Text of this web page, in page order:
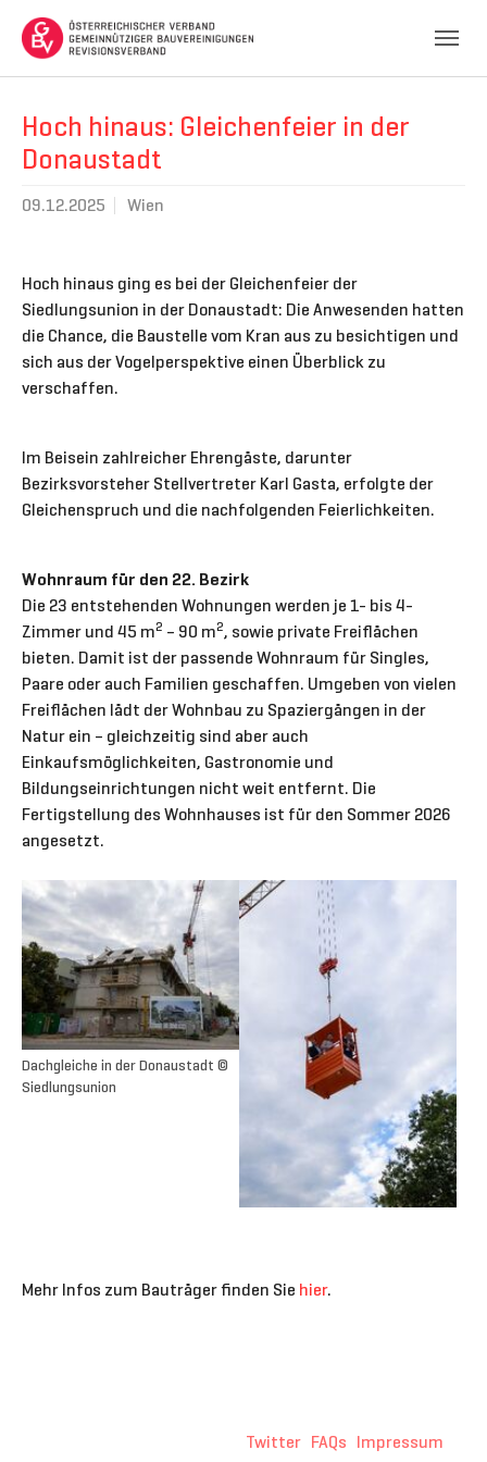
Hoch hinaus: Gleichenfeier in der
Donaustadt
09.12.2025 Wien
Dachgleiche in der Donaustadt ©
Siedlungsunion
Hoch hinaus ging es bei der Gleichenfeier der
Siedlungsunion in der Donaustadt: Die Anwesenden hatten
die Chance, die Baustelle vom Kran aus zu besichtigen und
sich aus der Vogelperspektive einen Überblick zu
verschaffen.
Im Beisein zahlreicher Ehrengäste, darunter
Bezirksvorsteher Stellvertreter Karl Gasta, erfolgte der
Gleichenspruch und die nachfolgenden Feierlichkeiten.
Wohnraum für den 22. Bezirk
Die 23 entstehenden Wohnungen werden je 1- bis 4-
Zimmer und 45 m2 – 90 m2, sowie private Freiflächen
bieten. Damit ist der passende Wohnraum für Singles,
Paare oder auch Familien geschaffen. Umgeben von vielen
Freiflächen lädt der Wohnbau zu Spaziergängen in der
Natur ein – gleichzeitig sind aber auch
Einkaufsmöglichkeiten, Gastronomie und
Bildungseinrichtungen nicht weit entfernt. Die
Fertigstellung des Wohnhauses ist für den Sommer 2026
angesetzt.
Mehr Infos zum Bauträger finden Sie hier.
Twitter FAQs Impressum